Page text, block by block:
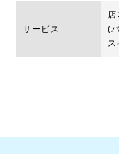
サービス
店
(
ス